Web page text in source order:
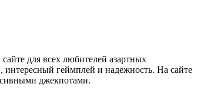
для всех любителей азартных
интересный геймплей и надежность. На сайте
джекпотами.